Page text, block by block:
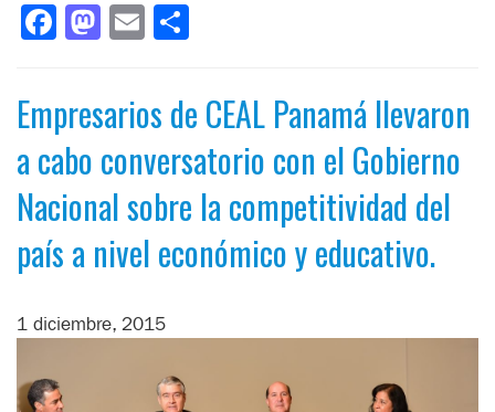
Facebook
Mastodon
Email
Empresarios de CEAL Panamá llevaron
a cabo conversatorio con el Gobierno
Nacional sobre la competitividad del
país a nivel económico y educativo.
1 diciembre, 2015